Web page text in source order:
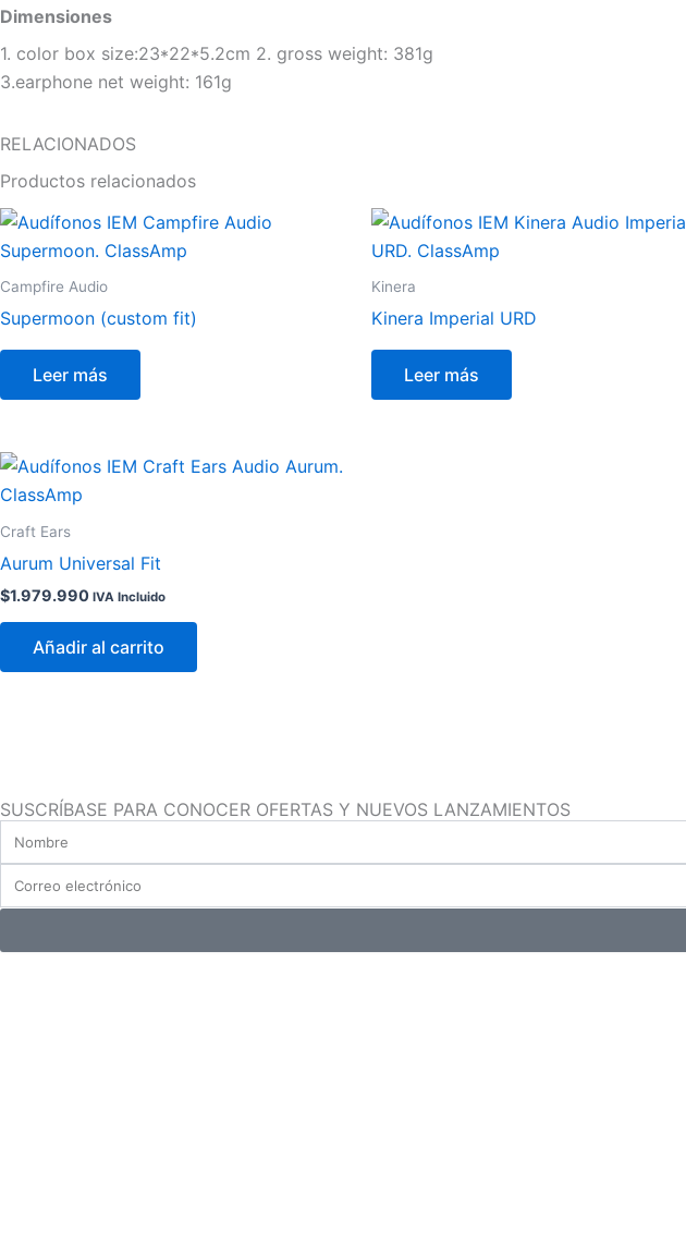
Dimensiones
1. color box size:23*22*5.2cm 2. gross weight: 381g
3.earphone net weight: 161g
RELACIONADOS
Productos relacionados
Campfire Audio
Supermoon (custom fit)
Leer más
Kinera
Kinera Imperial URD
Leer más
Craft Ears
Aurum Universal Fit
$1.979.990 IVA Incluido
Añadir al carrito
SUSCRÍBASE PARA CONOCER OFERTAS Y NUEVOS LANZAMIENTOS
electrónico